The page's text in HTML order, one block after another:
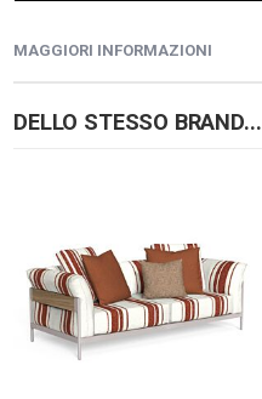
MAGGIORI INFORMAZIONI
DELLO STESSO BRAND...